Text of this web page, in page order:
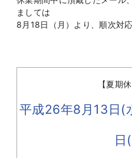
ましては
8月18日（月）より、順次対
【夏期
平成26年8月13日(
日